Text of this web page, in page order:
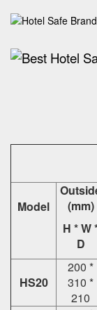
Model
(mm)
H * W
D
HS20
200 *
310 *
210